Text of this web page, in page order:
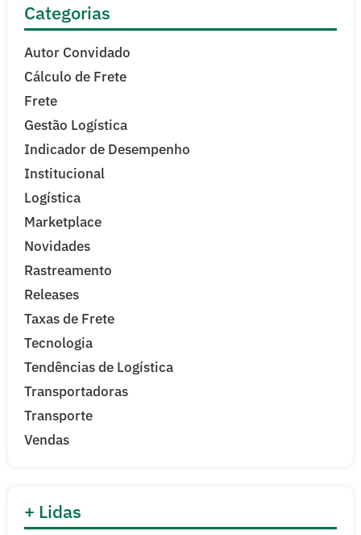
Categorias
Autor Convidado
Cálculo de Frete
Frete
Gestão Logística
Indicador de Desempenho
Institucional
Logística
Marketplace
Novidades
Rastreamento
Releases
Taxas de Frete
Tecnologia
Tendências de Logística
Transportadoras
Transporte
Vendas
+ Lidas